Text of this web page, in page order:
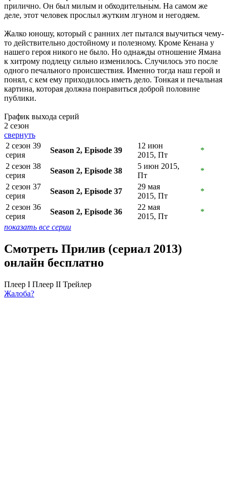
прилично. Он был милым и обходительным. На самом же
деле, этот человек прослыл жутким лгуном и негодяем.
Жалко юношу, который с ранних лет пытался выучиться чему-
то действительно достойному и полезному. Кроме Кенана у
нашего героя никого не было. Но однажды отношение Ямана
к хитрому подлецу сильно изменилось. Случилось это после
одного печального происшествия. Именно тогда наш герой и
понял, с кем ему приходилось иметь дело. Тонкая и печальная
картина, которая должна понравиться доброй половине
публики.
График выхода серий
2 сезон
свернуть
2 сезон 39
серия
Season 2, Episode 39
12 июн
2015, Пт
*
2 сезон 38
серия
Season 2, Episode 38
5 июн 2015,
Пт
*
2 сезон 37
серия
Season 2, Episode 37
29 мая
2015, Пт
*
2 сезон 36
серия
Season 2, Episode 36
22 мая
2015, Пт
*
показать все серии
Смотреть Прилив (сериал 2013)
онлайн бесплатно
Плеер I Плеер II Трейлер
Жалоба?